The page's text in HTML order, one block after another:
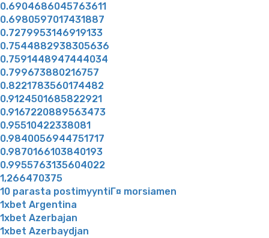
0.6904686045763611
0.6980597017431887
0.7279953146919133
0.7544882938305636
0.7591448947444034
0.799673880216757
0.8221783560174482
0.9124501685822921
0.9167220889563473
0.95510422338081
0.9840056944751717
0.9870166103840193
0.9955763135604022
1,266470375
10 parasta postimyyntiГ¤ morsiamen
1xbet Argentina
1xbet Azerbajan
1xbet Azerbaydjan